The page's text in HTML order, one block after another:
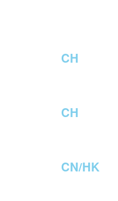
CH
CH
CN/HK